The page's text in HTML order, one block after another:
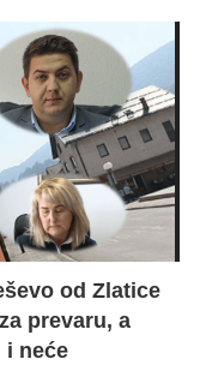
od Zlatice
prevaru, a
i neće